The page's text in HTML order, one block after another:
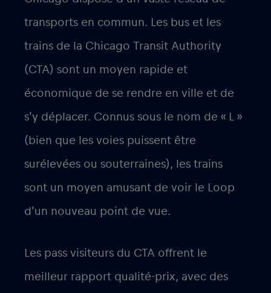
transports en commun. Les bus et les
trains de la Chicago Transit Authority
(CTA) sont un moyen rapide et
économique de se rendre en ville et de
s’y déplacer. Connus sous le nom de « L »
(bien que les voies puissent être
surélevées ou souterraines), les trains
sont un moyen amusant de voir le Loop
d’un nouveau point de vue.
Les pass visiteurs du CTA offrent le
meilleur rapport qualité-prix, avec des